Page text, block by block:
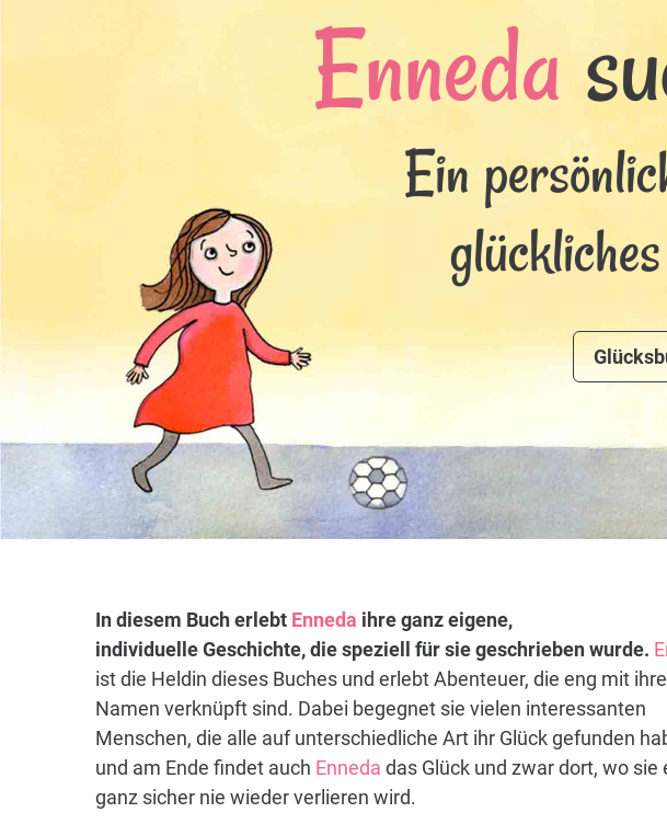
Enneda
Ein
In diesem Buch erlebt Enneda ihre ganz eigene,
individuelle Geschichte, die speziell für sie geschrieben wurde.
ist die Heldin dieses Buches und erlebt Abenteuer, die eng mit
Namen verknüpft sind. Dabei begegnet sie vielen interessanten
Menschen, die alle auf unterschiedliche Art ihr Glück gefunden
und am Ende findet auch Enneda das Glück und zwar dort, wo sie
ganz sicher nie wieder verlieren wird.